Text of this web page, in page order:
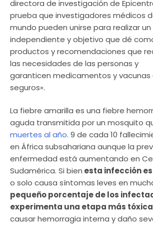
directora de investigación de
prueba que investigadores médicos
mundo pueden unirse para realizar
independiente y objetivo que dé
productos y recomendaciones que
las necesidades de las personas y
garanticen medicamentos y vacunas
seguros».
La fiebre amarilla es una fiebre
aguda transmitida por un mosquito
muertes al año. 9 de cada 10
en África subsahariana aunque la
enfermedad está aumentando en
Sudamérica. Si bien esta infección
o solo causa síntomas leves en
pequeño porcentaje de los
experimenta una etapa más tóxica
causar hemorragia interna y daño